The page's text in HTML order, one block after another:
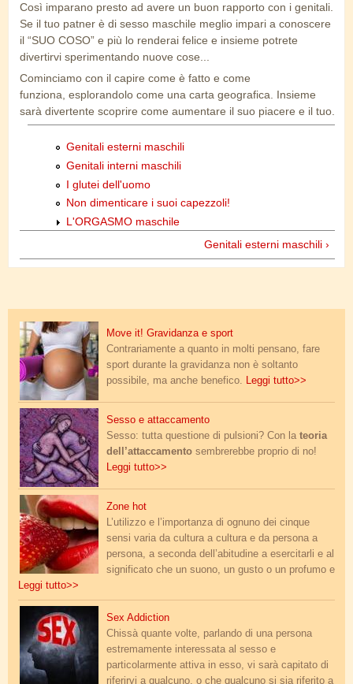
Così imparano presto ad avere un buon rapporto con i genitali.
Se il tuo patner è di sesso maschile meglio impari a conoscere
il “SUO COSO” e più lo renderai felice e insieme potrete
divertirvi sperimentando nuove cose...
Cominciamo con il capire come è fatto e come
funziona, esplorandolo come una carta geografica. Insieme
sarà divertente scoprire come aumentare il suo piacere e il tuo.
Genitali esterni maschili
Genitali interni maschili
I glutei dell'uomo
Non dimenticare i suoi capezzoli!
L'ORGASMO maschile
Genitali esterni maschili ›
gravidanza_e_sport.jpgMove it! Gravidanza e sport
Contrariamente a quanto in molti pensano, fare
sport durante la gravidanza non è soltanto
possibile, ma anche benefico. Leggi tutto>>
sesso_attaccamento.jpgSesso e attaccamento
Sesso: tutta questione di pulsioni? Con la teoria
dell’attaccamento sembrerebbe proprio di no!
Leggi tutto>>
labbra.jpg
Zone hot
L’utilizzo e l’importanza di ognuno dei cinque
sensi varia da cultura a cultura e da persona a
persona, a seconda dell’abitudine a esercitarli e al
significato che un suono, un gusto o un profumo e
Leggi tutto>>
sex-addiction-1.jpgSex Addiction
Chissà quante volte, parlando di una persona
estremamente interessata al sesso e
particolarmente attiva in esso, vi sarà capitato di
riferirvi a qualcuno, o che qualcuno si sia riferito a